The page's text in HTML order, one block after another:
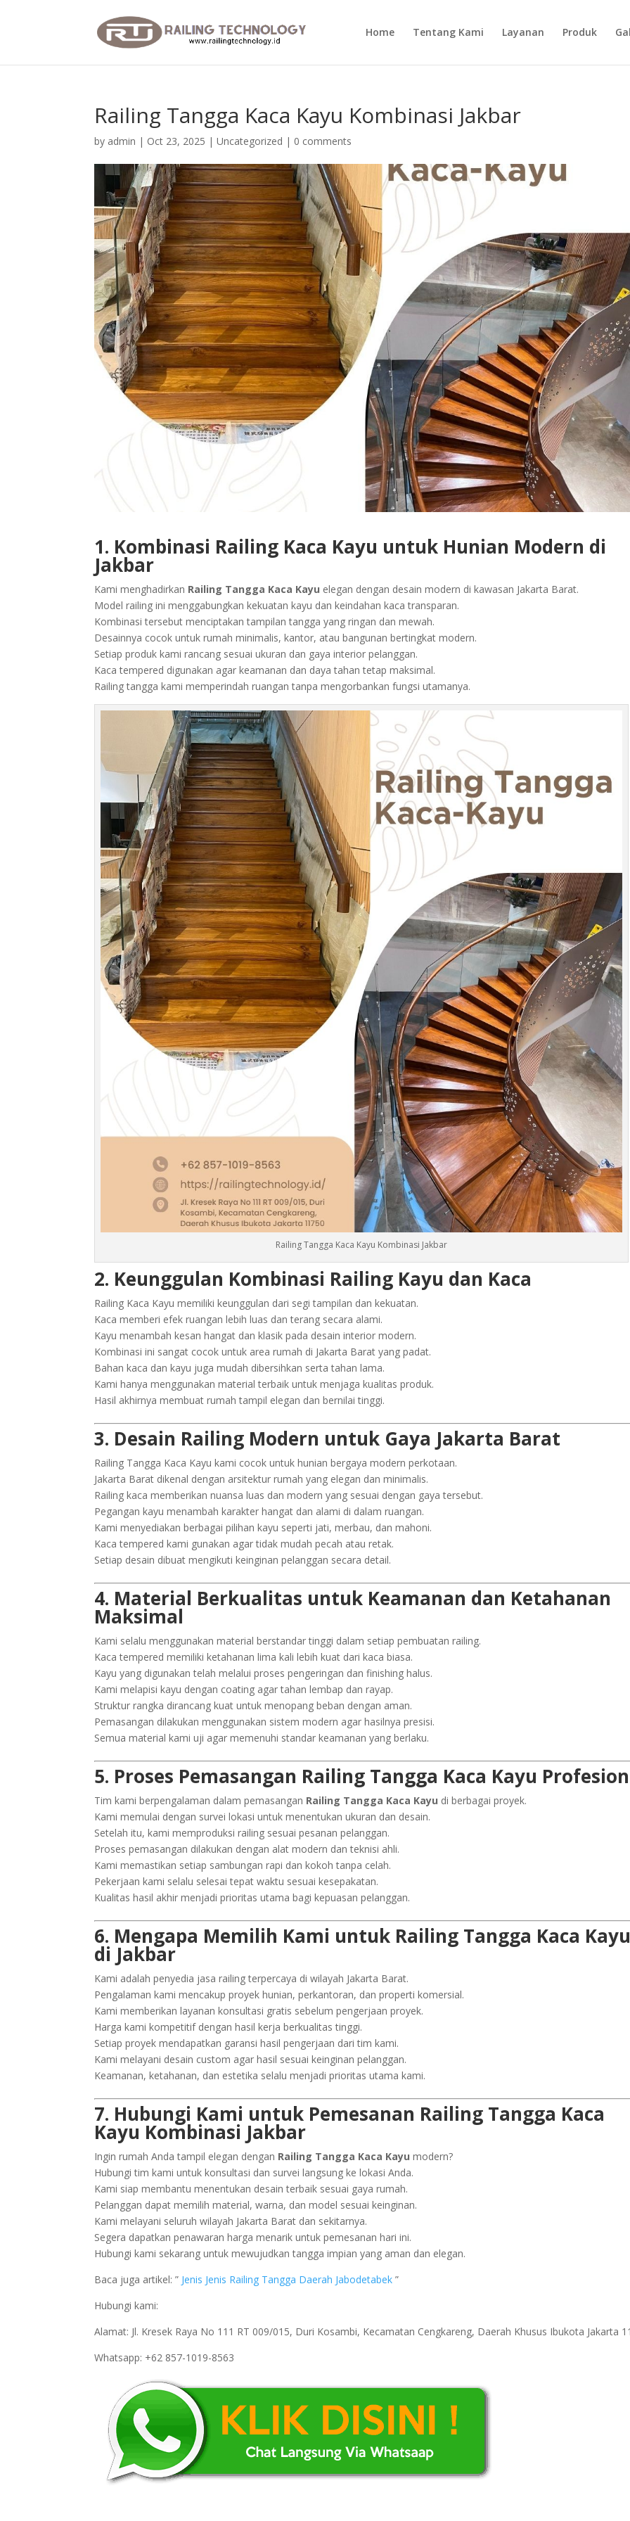
Home Tentang Kami Layanan Produk
Railing Tangga Kaca Kayu Kombinasi Jakbar
by admin | Oct 23, 2025 |Uncategorized | 0 comments
1. Kombinasi Railing Kaca Kayu untuk Hunian Modern di
Jakbar
Kami menghadirkan Railing Tangga Kaca Kayu elegan dengan desain modern di kawasan Jakarta Barat.
Model railing ini menggabungkan kekuatan kayu dan keindahan kaca transparan.
Kombinasi tersebut menciptakan tampilan tangga yang ringan dan mewah.
Desainnya cocok untuk rumah minimalis, kantor, atau bangunan bertingkat modern.
Setiap produk kami rancang sesuai ukuran dan gaya interior pelanggan.
Kaca tempered digunakan agar keamanan dan daya tahan tetap maksimal.
Railing tangga kami memperindah ruangan tanpa mengorbankan fungsi utamanya.
Railing Tangga Kaca Kayu Kombinasi Jakbar
2. Keunggulan Kombinasi Railing Kayu dan Kaca
Railing Kaca Kayu memiliki keunggulan dari segi tampilan dan kekuatan.
Kaca memberi efek ruangan lebih luas dan terang secara alami.
Kayu menambah kesan hangat dan klasik pada desain interior modern.
Kombinasi ini sangat cocok untuk area rumah di Jakarta Barat yang padat.
Bahan kaca dan kayu juga mudah dibersihkan serta tahan lama.
Kami hanya menggunakan material terbaik untuk menjaga kualitas produk.
Hasil akhirnya membuat rumah tampil elegan dan bernilai tinggi.
3. Desain Railing Modern untuk Gaya Jakarta Barat
Railing Tangga Kaca Kayu kami cocok untuk hunian bergaya modern perkotaan.
Jakarta Barat dikenal dengan arsitektur rumah yang elegan dan minimalis.
Railing kaca memberikan nuansa luas dan modern yang sesuai dengan gaya tersebut.
Pegangan kayu menambah karakter hangat dan alami di dalam ruangan.
Kami menyediakan berbagai pilihan kayu seperti jati, merbau, dan mahoni.
Kaca tempered kami gunakan agar tidak mudah pecah atau retak.
Setiap desain dibuat mengikuti keinginan pelanggan secara detail.
4. Material Berkualitas untuk Keamanan dan Ketahanan
Maksimal
Kami selalu menggunakan material berstandar tinggi dalam setiap pembuatan railing.
Kaca tempered memiliki ketahanan lima kali lebih kuat dari kaca biasa.
Kayu yang digunakan telah melalui proses pengeringan dan finishing halus.
Kami melapisi kayu dengan coating agar tahan lembap dan rayap.
Struktur rangka dirancang kuat untuk menopang beban dengan aman.
Pemasangan dilakukan menggunakan sistem modern agar hasilnya presisi.
Semua material kami uji agar memenuhi standar keamanan yang berlaku.
5. Proses Pemasangan Railing Tangga Kaca Kayu
Tim kami berpengalaman dalam pemasangan Railing Tangga Kaca Kayu di berbagai proyek.
Kami memulai dengan survei lokasi untuk menentukan ukuran dan desain.
Setelah itu, kami memproduksi railing sesuai pesanan pelanggan.
Proses pemasangan dilakukan dengan alat modern dan teknisi ahli.
Kami memastikan setiap sambungan rapi dan kokoh tanpa celah.
Pekerjaan kami selalu selesai tepat waktu sesuai kesepakatan.
Kualitas hasil akhir menjadi prioritas utama bagi kepuasan pelanggan.
6. Mengapa Memilih Kami untuk Railing Tangga Kaca
di Jakbar
Kami adalah penyedia jasa railing terpercaya di wilayah Jakarta Barat.
Pengalaman kami mencakup proyek hunian, perkantoran, dan properti komersial.
Kami memberikan layanan konsultasi gratis sebelum pengerjaan proyek.
Harga kami kompetitif dengan hasil kerja berkualitas tinggi.
Setiap proyek mendapatkan garansi hasil pengerjaan dari tim kami.
Kami melayani desain custom agar hasil sesuai keinginan pelanggan.
Keamanan, ketahanan, dan estetika selalu menjadi prioritas utama kami.
7. Hubungi Kami untuk Pemesanan Railing Tangga Kaca
Kayu Kombinasi Jakbar
Ingin rumah Anda tampil elegan dengan Railing Tangga Kaca Kayu modern?
Hubungi tim kami untuk konsultasi dan survei langsung ke lokasi Anda.
Kami siap membantu menentukan desain terbaik sesuai gaya rumah.
Pelanggan dapat memilih material, warna, dan model sesuai keinginan.
Kami melayani seluruh wilayah Jakarta Barat dan sekitarnya.
Segera dapatkan penawaran harga menarik untuk pemesanan hari ini.
Hubungi kami sekarang untuk mewujudkan tangga impian yang aman dan elegan.
Baca juga artikel: ” Jenis Jenis Railing Tangga Daerah Jabodetabek ”
Hubungi kami:
Alamat: Jl. Kresek Raya No 111 RT 009/015, Duri Kosambi, Kecamatan Cengkareng, Daerah Khusus Ibukota Jakarta
Whatsapp: +62 857-1019-8563